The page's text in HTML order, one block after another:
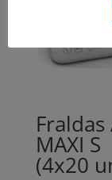
Fraldas
MAXI S
(4x20